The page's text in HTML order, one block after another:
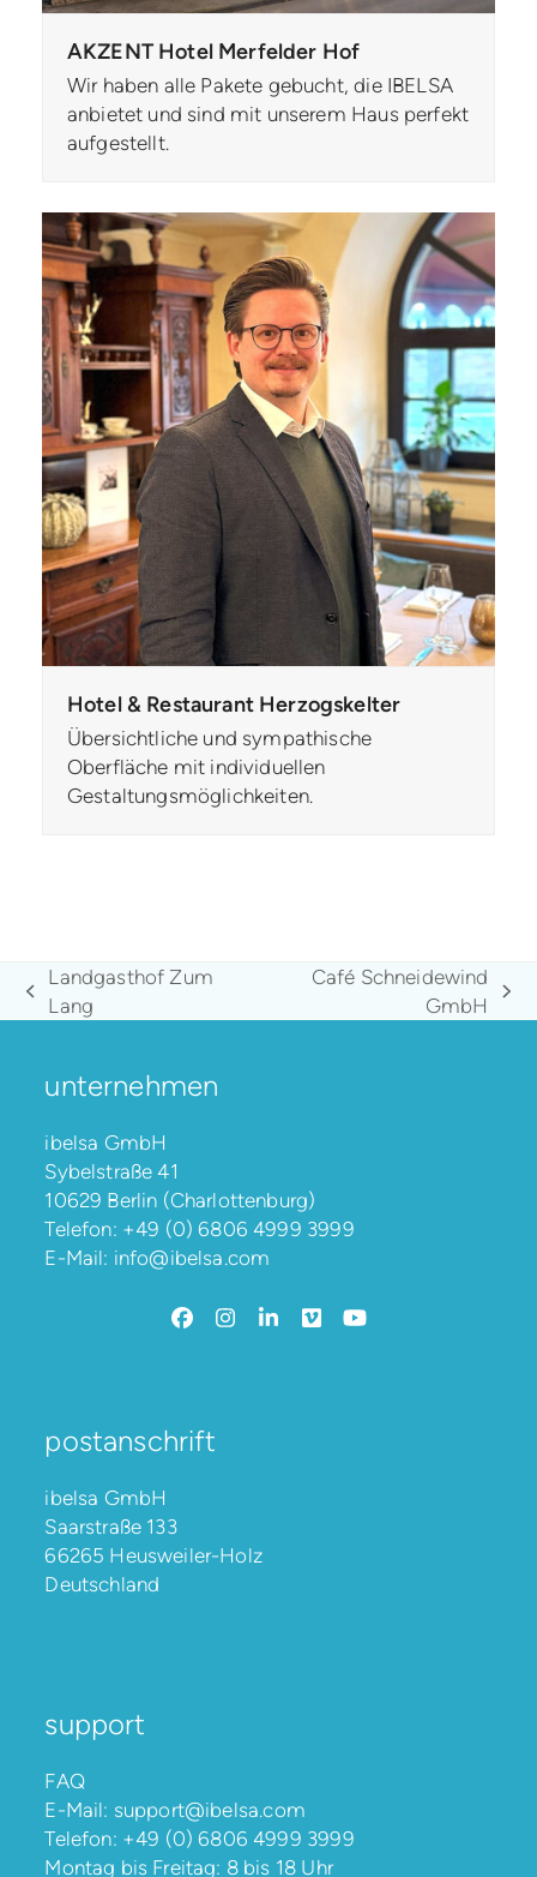
AKZENT Hotel Merfelder Hof
Wir haben alle Pakete gebucht, die IBELSA
anbietet und sind mit unserem Haus perfekt
aufgestellt.
Hotel & Restaurant Herzogskelter
Übersichtliche und sympathische
Oberfläche mit individuellen
Gestaltungsmöglichkeiten.
vorheriger
Landgasthof Zum
Lang
Café Schneidewind
GmbH
unternehmen
ibelsa GmbH
Sybelstraße 41
10629 Berlin (Charlottenburg)
Telefon: +49 (0) 6806 4999 3999
E-Mail: info@ibelsa.com
Facebook
Instagram
LinkedIn
VimeoYouTube
postanschrift
ibelsa GmbH
Saarstraße 133
66265 Heusweiler-Holz
Deutschland
support
FAQ
E-Mail: support@ibelsa.com
Telefon: +49 (0) 6806 4999 3999
Montag bis Freitag: 8 bis 18 Uhr